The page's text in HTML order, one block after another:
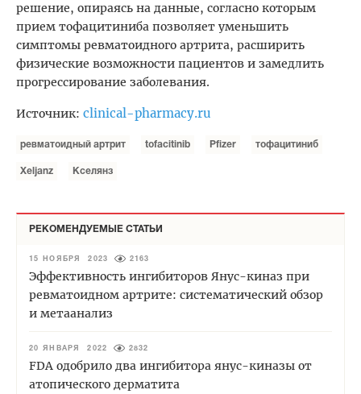
решение, опираясь на данные, согласно которым
прием тофацитиниба позволяет уменьшить
симптомы ревматоидного артрита, расширить
физические возможности пациентов и замедлить
прогрессирование заболевания.
Источник: clinical-pharmacy.ru
ревматоидный артрит tofacitinib Pfizer тофацитиниб
Xeljanz Кселянз
РЕКОМЕНДУЕМЫЕ СТАТЬИ
15 НОЯБРЯ 2023 2163
Эффективность ингибиторов Янус-киназ при
ревматоидном артрите: систематический обзор
и метаанализ
20 ЯНВАРЯ 2022 2832
FDA одобрило два ингибитора янус-киназы от
атопического дерматита